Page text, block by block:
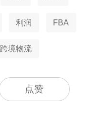
利润 FBA
跨境物流
点赞